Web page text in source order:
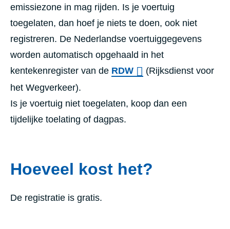
emissiezone in mag rijden. Is je voertuig
toegelaten, dan hoef je niets te doen, ook niet
registreren. De Nederlandse voertuiggegevens
worden automatisch opgehaald in het
kentekenregister van de RDW
(Rijksdienst voor
het Wegverkeer).
Is je voertuig niet toegelaten, koop dan een
tijdelijke toelating of dagpas.
Hoeveel kost het?
De registratie is gratis.